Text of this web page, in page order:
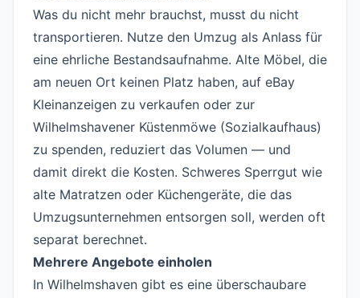
Was du nicht mehr brauchst, musst du nicht
transportieren. Nutze den Umzug als Anlass für
eine ehrliche Bestandsaufnahme. Alte Möbel, die
am neuen Ort keinen Platz haben, auf eBay
Kleinanzeigen zu verkaufen oder zur
Wilhelmshavener Küstenmöwe (Sozialkaufhaus)
zu spenden, reduziert das Volumen — und
damit direkt die Kosten. Schweres Sperrgut wie
alte Matratzen oder Küchengeräte, die das
Umzugsunternehmen entsorgen soll, werden oft
separat berechnet.
Mehrere Angebote einholen
In Wilhelmshaven gibt es eine überschaubare